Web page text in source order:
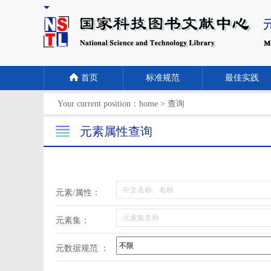
首页 标准规范 最佳实践
Your current position： home > 查询
元素属性查询
元素/属性：
元素集：
元数据规范 ：